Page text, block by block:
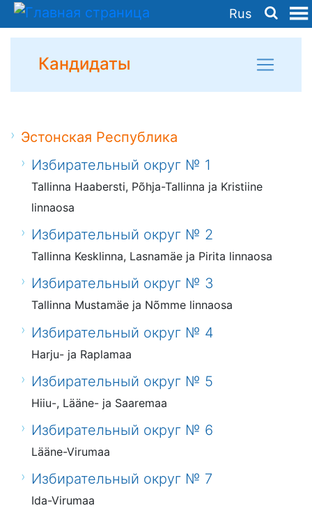
Rus
Кандидаты
Эстонская Республика
Избирательный округ № 1
Tallinna Haabersti, Põhja-Tallinna ja Kristiine
linnaosa
Избирательный округ № 2
Tallinna Kesklinna, Lasnamäe ja Pirita linnaosa
Избирательный округ № 3
Tallinna Mustamäe ja Nõmme linnaosa
Избирательный округ № 4
Harju- ja Raplamaa
Избирательный округ № 5
Hiiu-, Lääne- ja Saaremaa
Избирательный округ № 6
Lääne-Virumaa
Избирательный округ № 7
Ida-Virumaa